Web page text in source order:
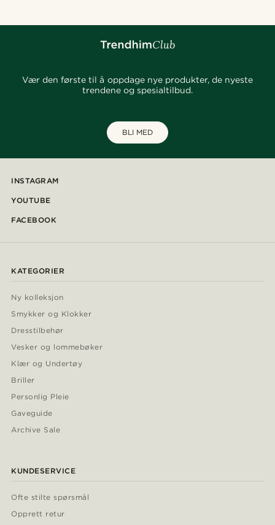
Vær den første til å oppdage nye produkter, de nyeste
trendene og spesialtilbud.
BLI MED
INSTAGRAM
YOUTUBE
FACEBOOK
KATEGORIER
Ny kolleksjon
Smykker og Klokker
Dresstilbehør
Vesker og lommebøker
Klær og Undertøy
Briller
Personlig Pleie
Gaveguide
Archive Sale
KUNDESERVICE
Ofte stilte spørsmål
Opprett retur